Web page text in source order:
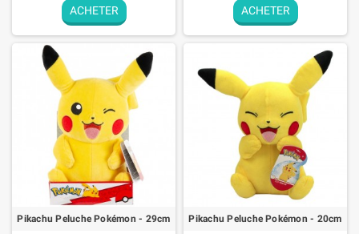
ACHETER ACHETER
Pikachu Peluche Pokémon - 29cm Pikachu Peluche Pokémon - 20cm